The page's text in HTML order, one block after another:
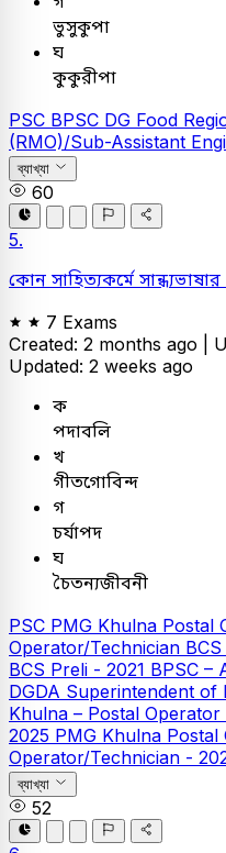
ভুসুকুপা
ঘ
কুকুরীপা
PSC BPSC DG Food
(RMO)/Sub-Assistant
ব্যাখ্যা
60
5.
কোন সাহিত্যকর্মে
7 Exams
Created: 2 months ago |
Updated: 2 weeks ago
ক
পদাবলি
খ
গীতগোবিন্দ
গ
চর্যাপদ
ঘ
চৈতন্যজীবনী
PSC PMG Khulna Postal
Operator/Technician BCS
BCS Preli - 2021 BPSC –
DGDA Superintendent of
Khulna – Postal Operator
2025 PMG Khulna
Operator/Technician -
ব্যাখ্যা
52